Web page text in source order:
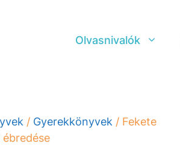
Olvasnivalók
/ Gyerekkönyvek / Fekete